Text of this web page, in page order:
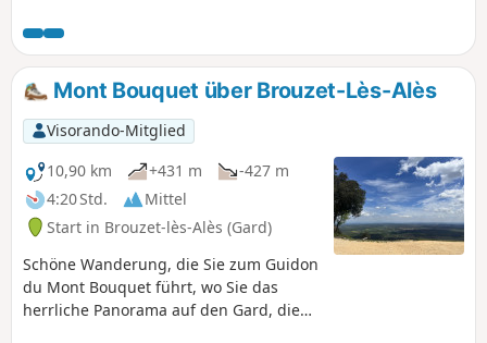
Markierungen etwas seltener.
Mont Bouquet über Brouzet-Lès-Alès
Visorando-Mitglied
10,90 km
+431 m
-427 m
4:20 Std.
Mittel
Start in Brouzet-lès-Alès (Gard)
Schöne Wanderung, die Sie zum Guidon
du Mont Bouquet führt, wo Sie das
herrliche Panorama auf den Gard, die